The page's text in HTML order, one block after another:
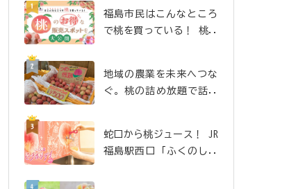
福島市民はこんなところ
で桃を買っている！ 桃の
地域の農業を未来へつな
ぐ。桃の詰め放題で話題
蛇口から桃ジュース！ JR
福島駅西口「ふくのしま